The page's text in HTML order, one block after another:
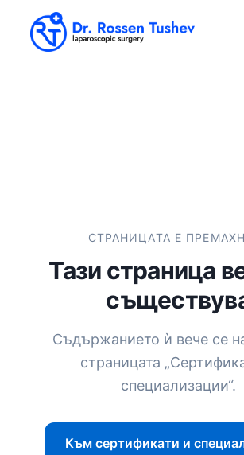
СТРАНИЦАТА Е
Тази страница
Съдържанието ѝ вече се
страницата
специализации“.
Към сертификати и